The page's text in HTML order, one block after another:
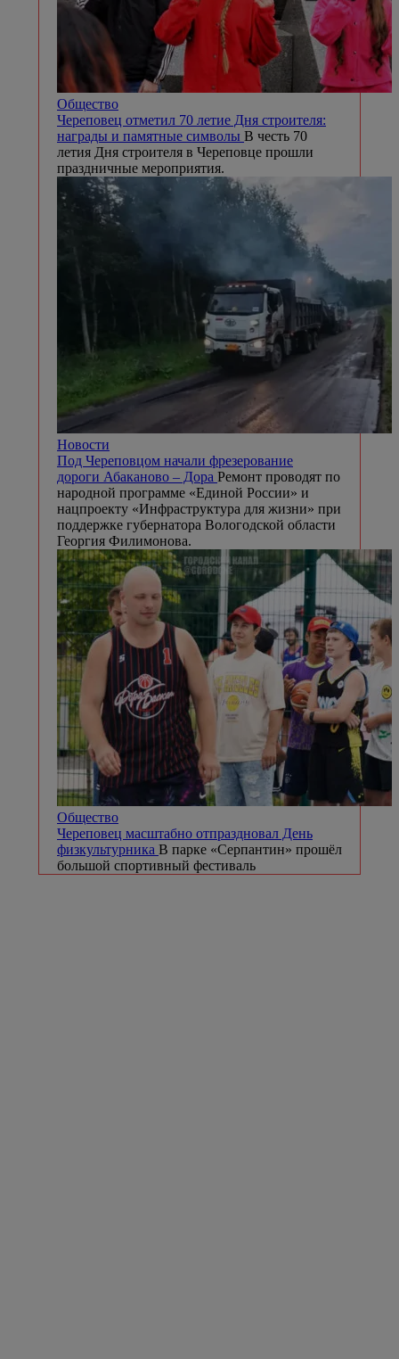
Общество
Череповец отметил 70 летие Дня строителя:
награды и памятные символы В честь 70
летия Дня строителя в Череповце прошли
праздничные мероприятия.
Новости
Под Череповцом начали фрезерование
дороги Абаканово – Дора Ремонт проводят по
народной программе «Единой России» и
нацпроекту «Инфраструктура для жизни» при
поддержке губернатора Вологодской области
Георгия Филимонова.
Общество
Череповец масштабно отпраздновал День
физкультурника В парке «Серпантин» прошёл
большой спортивный фестиваль